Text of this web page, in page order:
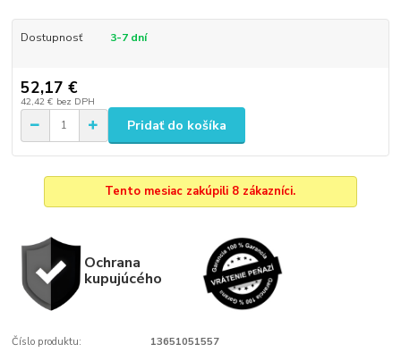
Dostupnosť 3-7 dní
52,17 €
42,42 € bez DPH
Pridať do košíka
Tento mesiac zakúpili 8 zákazníci.
Ochrana
kupujúcého
Číslo produktu: 13651051557